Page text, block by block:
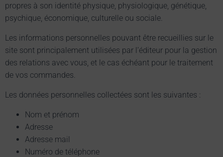
propres à son identité physique, physiologique, génétique,
psychique, économique, culturelle ou sociale.
Les informations personnelles pouvant être recueillies sur le
site sont principalement utilisées par l’éditeur pour la gestion
des relations avec vous, et le cas échéant pour le traitement
de vos commandes.
Les données personnelles collectées sont les suivantes :
Nom et prénom
Adresse
Adresse mail
Numéro de téléphone